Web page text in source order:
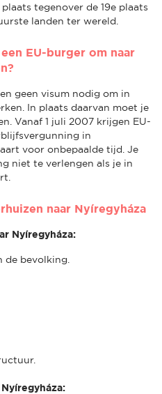
tegenover de 19e plaats
landen ter wereld.
EU-burger om naar
geen visum nodig om in
In plaats daarvan moet je
Vanaf 1 juli 2007 krijgen EU-
in
voor onbepaalde tijd. Je
niet te verlengen als je in
naar Nyíregyháza
Nyíregyháza:
de bevolking.